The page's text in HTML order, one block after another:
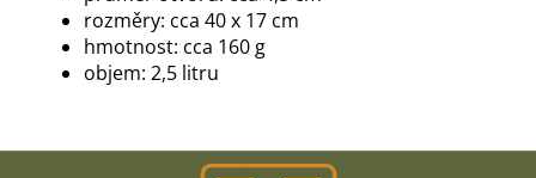
rozměry: cca 40 x 17 cm
hmotnost: cca 160 g
objem: 2,5 litru
Z